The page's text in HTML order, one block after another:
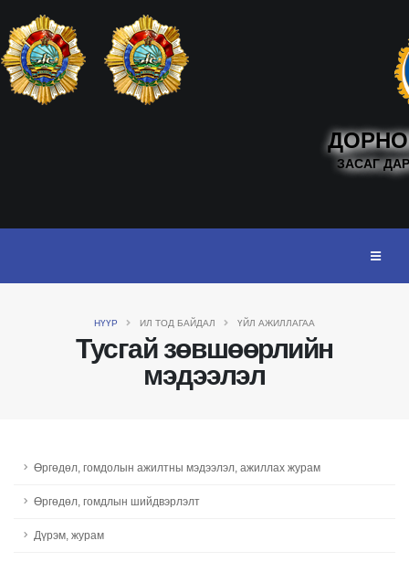
ЗАСАГ
НҮҮР ИЛ ТОД БАЙДАЛ ҮЙЛ АЖИЛЛАГАА
Тусгай зөвшөөрлийн
мэдээлэл
Өргөдөл, гомдолын ажилтны мэдээлэл, ажиллах журам
Өргөдөл, гомдлын шийдвэрлэлт
Дүрэм, журам